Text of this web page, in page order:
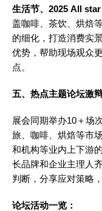
生活节、2025 All
盖咖啡、茶饮、烘焙
的细化，打造消费实
优势，帮助现场观众
点。
五、热点主题论坛激
展会同期举办10＋场
旅、咖啡、烘焙等市
和机构等业内上下游
长品牌和企业主理人
判断，分享应对策略
论坛活动一览：